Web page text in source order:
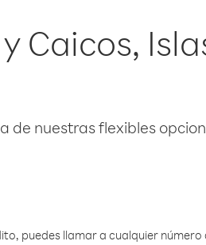
Caicos,
de nuestras flexibles
puedes llamar a cualquier número